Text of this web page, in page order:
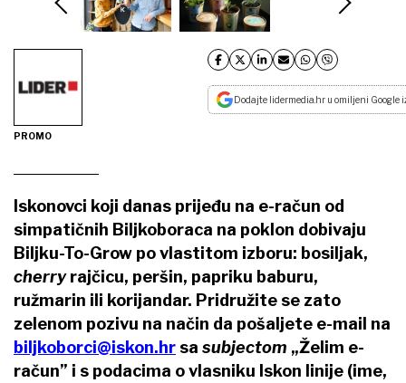
PROMO
Dodajte lidermedia.hr u omiljeni Google
Iskonovci koji danas prijeđu na e-račun od
simpatičnih Biljkoboraca na poklon dobivaju
Biljku-To-Grow po vlastitom izboru: bosiljak,
cherryrajčicu, peršin, papriku baburu,
ružmarin ili korijandar. Pridružite se zato
zelenom pozivu na način da pošaljete e-mail na
biljkoborci@iskon.hr sa subjectom „Želim e-
račun” i s podacima o vlasniku Iskon linije (ime,